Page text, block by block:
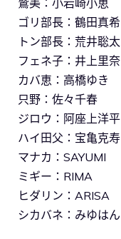
ゴリ部長：鶴田真希
トン部長：荒井聡太
フェネ子：井上里奈
カバ恵：高橋ゆき
只野：佐々千春
ジロウ：阿座上洋平
ハイ田父：宝亀克寿
マナカ：SAYUMI
ミギー：RIMA
ヒダリン：ARISA
シカバネ：みゆはん